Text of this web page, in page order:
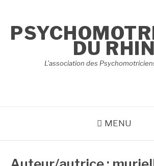
contenu
DU RHIN
L'association des
MENU